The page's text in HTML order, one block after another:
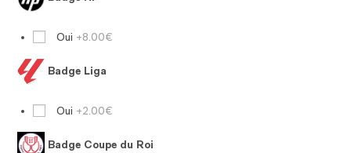
Oui +8.00€
Badge Liga
Oui +2.00€
Badge Coupe du Roi